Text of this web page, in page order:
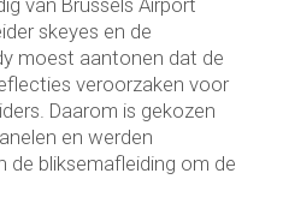
skeyes en de
moest aantonen dat de
veroorzaken voor
Daarom is gekozen
en werden
de bliksemafleiding om de